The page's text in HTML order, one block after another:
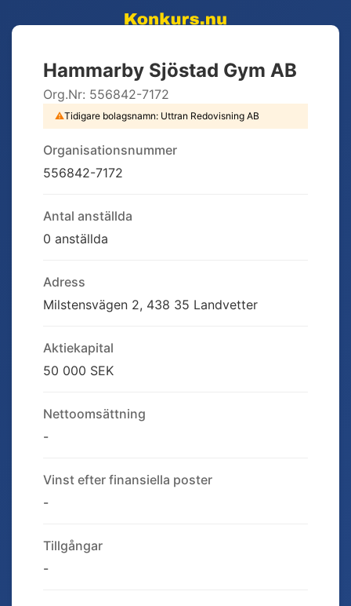
Hammarby Sjöstad Gym AB
Org.Nr: 556842-7172
⚠Tidigare bolagsnamn: Uttran Redovisning AB
Organisationsnummer
556842-7172
Antal anställda
0 anställda
Adress
Milstensvägen 2, 438 35 Landvetter
Aktiekapital
50 000 SEK
Nettoomsättning
-
Vinst efter finansiella poster
-
Tillgångar
-